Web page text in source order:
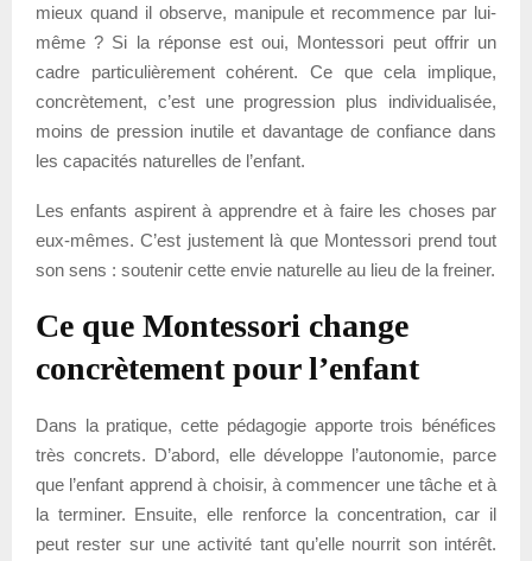
mieux quand il observe, manipule et recommence par lui-
même ? Si la réponse est oui, Montessori peut offrir un
cadre particulièrement cohérent. Ce que cela implique,
concrètement, c’est une progression plus individualisée,
moins de pression inutile et davantage de confiance dans
les capacités naturelles de l’enfant.
Les enfants aspirent à apprendre et à faire les choses par
eux-mêmes. C’est justement là que Montessori prend tout
son sens : soutenir cette envie naturelle au lieu de la freiner.
Ce que Montessori change
concrètement pour l’enfant
Dans la pratique, cette pédagogie apporte trois bénéfices
très concrets. D’abord, elle développe l’autonomie, parce
que l’enfant apprend à choisir, à commencer une tâche et à
la terminer. Ensuite, elle renforce la concentration, car il
peut rester sur une activité tant qu’elle nourrit son intérêt.